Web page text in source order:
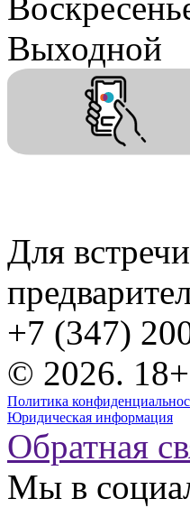
Выходной
Для
+7 (347)
© 2026.
Политика
Юридическая информация
Обратная
Мы в